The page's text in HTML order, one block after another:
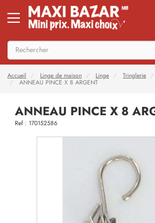
Accueil Linge de maison Linge Tringlerie
ANNEAU PINCE X 8 ARGENT
ANNEAU PINCE X 8
Ref : 170152586